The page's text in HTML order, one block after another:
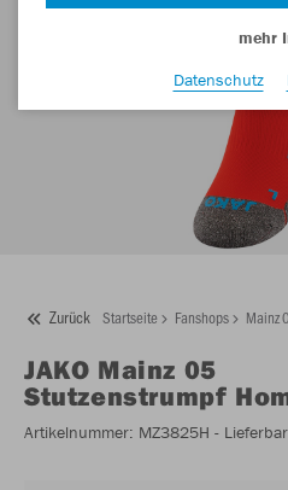
Zurück Startseite Fanshops Mainz
JAKO Mainz 05
Stutzenstrumpf
Artikelnummer: MZ3825H -
mehr
Datenschutz